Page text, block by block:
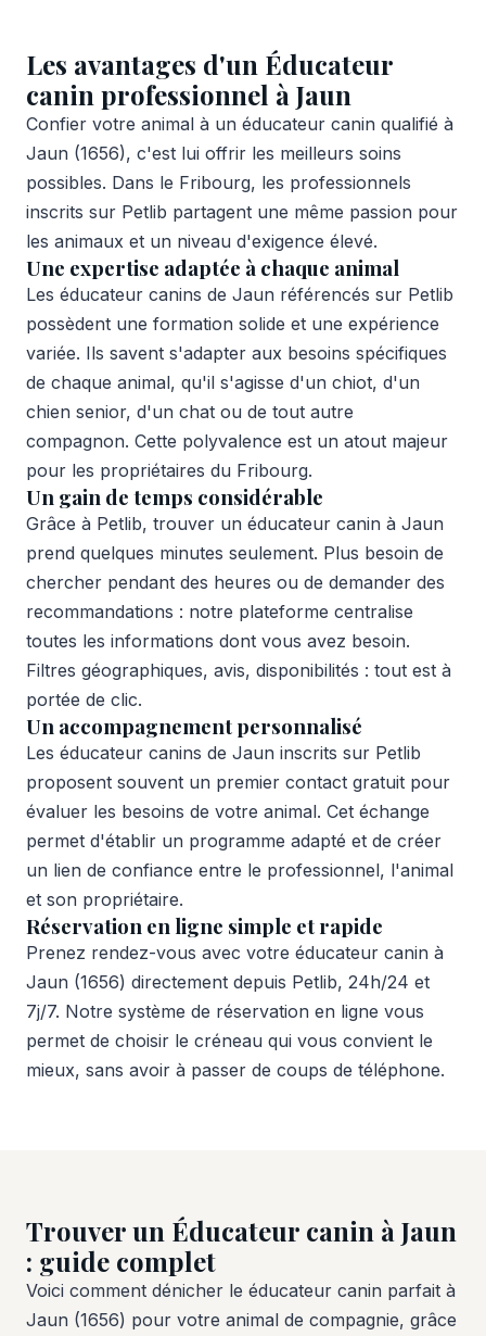
Les avantages d'un Éducateur
canin professionnel à Jaun
Confier votre animal à un éducateur canin qualifié à
Jaun (1656), c'est lui offrir les meilleurs soins
possibles. Dans le Fribourg, les professionnels
inscrits sur Petlib partagent une même passion pour
les animaux et un niveau d'exigence élevé.
Une expertise adaptée à chaque animal
Les éducateur canins de Jaun référencés sur Petlib
possèdent une formation solide et une expérience
variée. Ils savent s'adapter aux besoins spécifiques
de chaque animal, qu'il s'agisse d'un chiot, d'un
chien senior, d'un chat ou de tout autre
compagnon. Cette polyvalence est un atout majeur
pour les propriétaires du Fribourg.
Un gain de temps considérable
Grâce à Petlib, trouver un éducateur canin à Jaun
prend quelques minutes seulement. Plus besoin de
chercher pendant des heures ou de demander des
recommandations : notre plateforme centralise
toutes les informations dont vous avez besoin.
Filtres géographiques, avis, disponibilités : tout est à
portée de clic.
Un accompagnement personnalisé
Les éducateur canins de Jaun inscrits sur Petlib
proposent souvent un premier contact gratuit pour
évaluer les besoins de votre animal. Cet échange
permet d'établir un programme adapté et de créer
un lien de confiance entre le professionnel, l'animal
et son propriétaire.
Réservation en ligne simple et rapide
Prenez rendez-vous avec votre éducateur canin à
Jaun (1656) directement depuis Petlib, 24h/24 et
7j/7. Notre système de réservation en ligne vous
permet de choisir le créneau qui vous convient le
mieux, sans avoir à passer de coups de téléphone.
Trouver un Éducateur canin à Jaun
: guide complet
Voici comment dénicher le éducateur canin parfait à
Jaun (1656) pour votre animal de compagnie, grâce